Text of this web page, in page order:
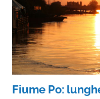
Fiume Po: